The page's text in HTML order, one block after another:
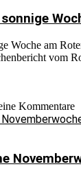
Woche am
vom
Kommentare